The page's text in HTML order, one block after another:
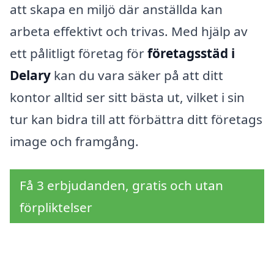
att skapa en miljö där anställda kan
arbeta effektivt och trivas. Med hjälp av
ett pålitligt företag förföretagsstäd i
Delary kan du vara säker på att ditt
kontor alltid ser sitt bästa ut, vilket i sin
tur kan bidra till att förbättra ditt företags
image och framgång.
Få 3 erbjudanden, gratis och utan
förpliktelser